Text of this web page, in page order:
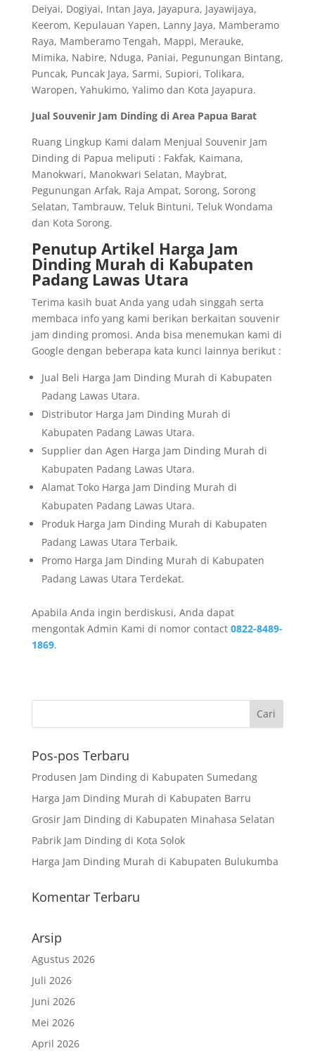
Deiyai, Dogiyai, Intan Jaya, Jayapura, Jayawijaya,
Keerom, Kepulauan Yapen, Lanny Jaya, Mamberamo
Raya, Mamberamo Tengah, Mappi, Merauke,
Mimika, Nabire, Nduga, Paniai, Pegunungan Bintang,
Puncak, Puncak Jaya, Sarmi, Supiori, Tolikara,
Waropen, Yahukimo, Yalimo dan Kota Jayapura.
Jual Souvenir Jam Dinding di Area Papua Barat
Ruang Lingkup Kami dalam Menjual Souvenir Jam
Dinding di Papua meliputi : Fakfak, Kaimana,
Manokwari, Manokwari Selatan, Maybrat,
Pegunungan Arfak, Raja Ampat, Sorong, Sorong
Selatan, Tambrauw, Teluk Bintuni, Teluk Wondama
dan Kota Sorong.
Penutup Artikel Harga Jam
Dinding Murah di Kabupaten
Padang Lawas Utara
Terima kasih buat Anda yang udah singgah serta
membaca info yang kami berikan berkaitan souvenir
jam dinding promosi. Anda bisa menemukan kami di
Google dengan beberapa kata kunci lainnya berikut :
Jual Beli Harga Jam Dinding Murah di Kabupaten
Padang Lawas Utara.
Distributor Harga Jam Dinding Murah di
Kabupaten Padang Lawas Utara.
Supplier dan Agen Harga Jam Dinding Murah di
Kabupaten Padang Lawas Utara.
Alamat Toko Harga Jam Dinding Murah di
Kabupaten Padang Lawas Utara.
Produk Harga Jam Dinding Murah di Kabupaten
Padang Lawas Utara Terbaik.
Promo Harga Jam Dinding Murah di Kabupaten
Padang Lawas Utara Terdekat.
Apabila Anda ingin berdiskusi, Anda dapat
mengontak Admin Kami di nomor contact 0822-8489-
1869.
Pos-pos Terbaru
Produsen Jam Dinding di Kabupaten Sumedang
Harga Jam Dinding Murah di Kabupaten Barru
Grosir Jam Dinding di Kabupaten Minahasa Selatan
Pabrik Jam Dinding di Kota Solok
Harga Jam Dinding Murah di Kabupaten Bulukumba
Komentar Terbaru
Arsip
Agustus 2026
Juli 2026
Juni 2026
Mei 2026
April 2026